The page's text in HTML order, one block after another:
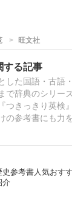
旺文社
する記事
した国語・古語
で辞典のシリー
つきっきり英検
の参考書にも力
史参考書人気おす
介